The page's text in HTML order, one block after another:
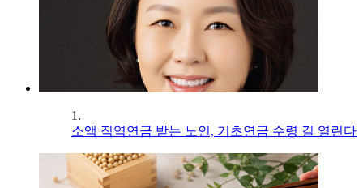
1.
소액 직역연금 받는 노인, 기초연금 수령 길 열린다